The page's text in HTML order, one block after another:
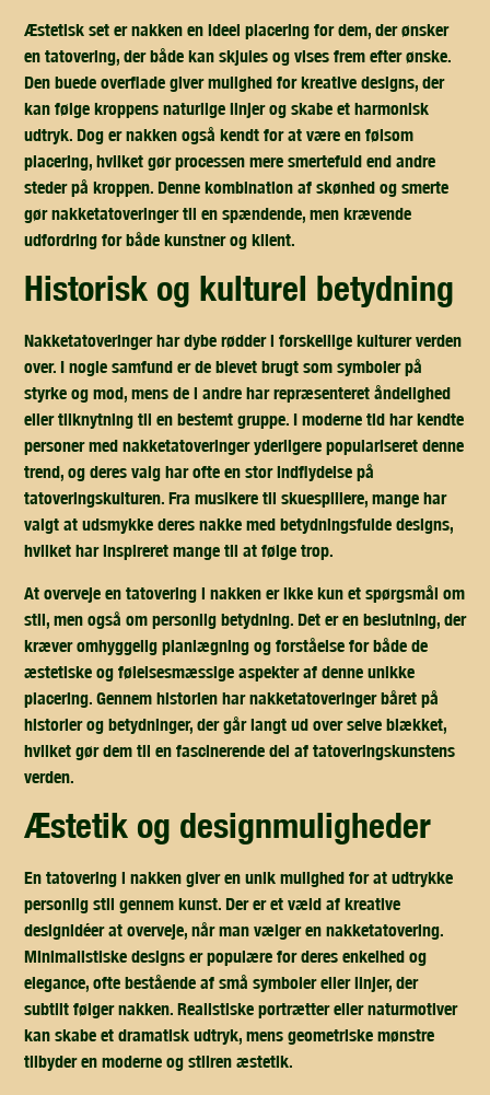
Æstetisk set er nakken en ideel placering for dem, der ønsker
en tatovering, der både kan skjules og vises frem efter ønske.
Den buede overflade giver mulighed for kreative designs, der
kan følge kroppens naturlige linjer og skabe et harmonisk
udtryk. Dog er nakken også kendt for at være en følsom
placering, hvilket gør processen mere smertefuld end andre
steder på kroppen. Denne kombination af skønhed og smerte
gør nakketatoveringer til en spændende, men krævende
udfordring for både kunstner og klient.
historisk og kulturel betydning
Nakketatoveringer har dybe rødder i forskellige kulturer verden
over. I nogle samfund er de blevet brugt som symboler på
styrke og mod, mens de i andre har repræsenteret åndelighed
eller tilknytning til en bestemt gruppe. I moderne tid har kendte
personer med nakketatoveringer yderligere populariseret denne
trend, og deres valg har ofte en stor indflydelse på
tatoveringskulturen. Fra musikere til skuespillere, mange har
valgt at udsmykke deres nakke med betydningsfulde designs,
hvilket har inspireret mange til at følge trop.
At overveje en tatovering i nakken er ikke kun et spørgsmål om
stil, men også om personlig betydning. Det er en beslutning, der
kræver omhyggelig planlægning og forståelse for både de
æstetiske og følelsesmæssige aspekter af denne unikke
placering. Gennem historien har nakketatoveringer båret på
historier og betydninger, der går langt ud over selve blækket,
hvilket gør dem til en fascinerende del af tatoveringskunstens
verden.
æstetik og designmuligheder
En tatovering i nakken giver en unik mulighed for at udtrykke
personlig stil gennem kunst. Der er et væld af kreative
designidéer at overveje, når man vælger en nakketatovering.
Minimalistiske designs er populære for deres enkelhed og
elegance, ofte bestående af små symboler eller linjer, der
subtilt følger nakken. Realistiske portrætter eller naturmotiver
kan skabe et dramatisk udtryk, mens geometriske mønstre
tilbyder en moderne og stilren æstetik.